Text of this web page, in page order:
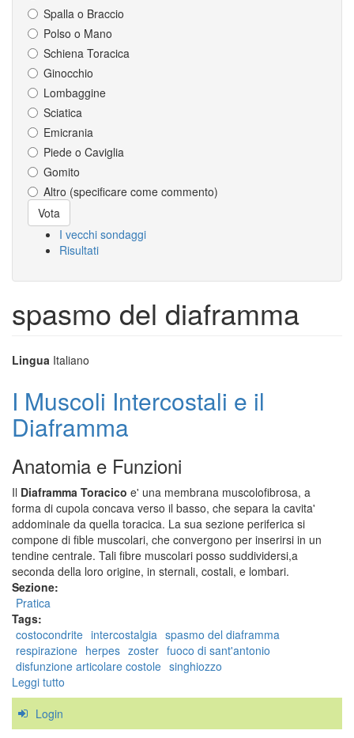
Spalla o Braccio
Polso o Mano
Schiena Toracica
Ginocchio
Lombaggine
Sciatica
Emicrania
Piede o Caviglia
Gomito
Altro (specificare come commento)
Scelte
Vota
I vecchi sondaggi
Risultati
spasmo del diaframma
Lingua Italiano
I Muscoli Intercostali e il
Diaframma
Anatomia e Funzioni
Il Diaframma Toracico e' una membrana muscolofibrosa, a
forma di cupola concava verso il basso, che separa la cavita'
addominale da quella toracica. La sua sezione periferica si
compone di fible muscolari, che convergono per inserirsi in un
tendine centrale. Tali fibre muscolari posso suddividersi,a
seconda della loro origine, in sternali, costali, e lombari.
Sezione:
Pratica
Tags:
costocondrite intercostalgia spasmo del diaframma
respirazione herpes zoster fuoco di sant'antonio
disfunzione articolare costole singhiozzo
Leggi tutto
I
Intercostali
Login